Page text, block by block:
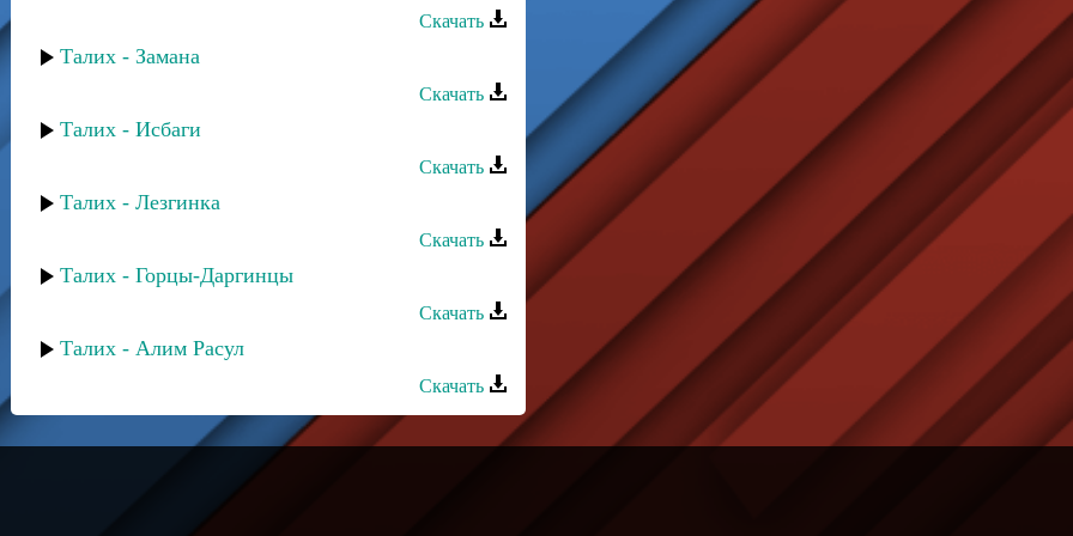
Скачать
Талих - Замана
Скачать
Талих - Исбаги
Скачать
Талих - Лезгинка
Скачать
Талих - Горцы-Даргинцы
Скачать
Талих - Алим Расул
Скачать